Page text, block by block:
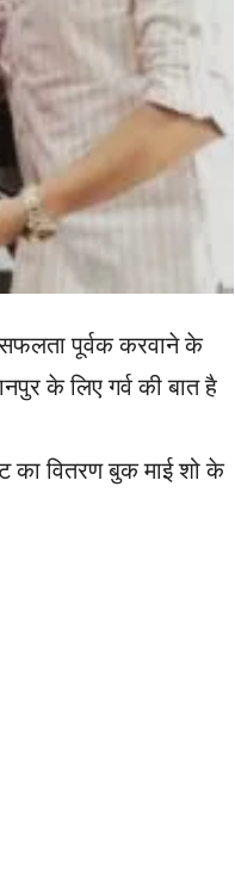
पूर्वक करवाने के
के लिए गर्व की बात है
का वितरण बुक माई शो के